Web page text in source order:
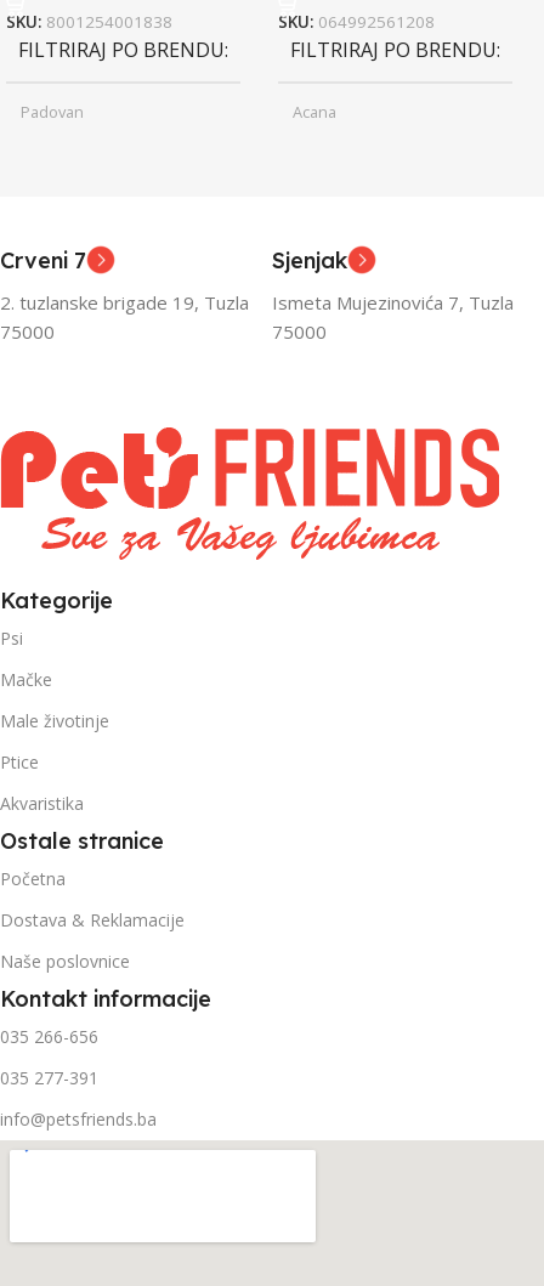
SKU: 8001254001838
FILTRIRAJ PO BRENDU
Padovan
FILTRIRAJ PO TEŽINI
1kg – 3kg
SKU: 064992561208
FILTRIRAJ PO BRENDU
Acana
FILTRIRAJ PO TEŽINI
Crveni 7
2. tuzlanske brigade 19, Tuzla
75000
Sjenjak
Ismeta Mujezinovića 7, Tuzla
75000
Kategorije
Psi
Mačke
Male životinje
Ptice
Akvaristika
Ostale stranice
Početna
Dostava & Reklamacije
Naše poslovnice
Kontakt informacije
035 266-656
035 277-391
info@petsfriends.ba